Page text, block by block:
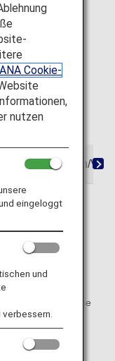
einer
Hilfe beim Lesen
Reise so
diesen fünf
Informationen zu
und
Stornierungen/
erhalten Sie
erwarteten
von uns.
können Sie
die ANA-App
Sie hilfreiche
ANA Cookie-
nutzen
eingeloggt
und